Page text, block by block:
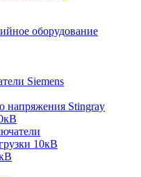
оборудование
Siemens
напряжения Stingray
10кВ